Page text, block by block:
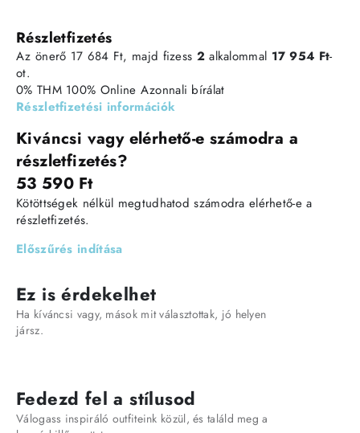
Részletfizetés
Az önerő 17 684 Ft, majd fizess 2alkalommal 17 954 Ft-
ot.
0% THM 100% Online Azonnali bírálat
Részletfizetési információk
Kiváncsi vagy elérhető-e számodra a
részletfizetés?
53 590 Ft
Kötöttségek nélkül megtudhatod számodra elérhető-e a
részletfizetés.
Előszűrés indítása
Ez is érdekelhet
Ha kíváncsi vagy, mások mit választottak, jó helyen
jársz.
Fedezd fel a stílusod
Válogass inspiráló outfiteink közül, és találd meg a